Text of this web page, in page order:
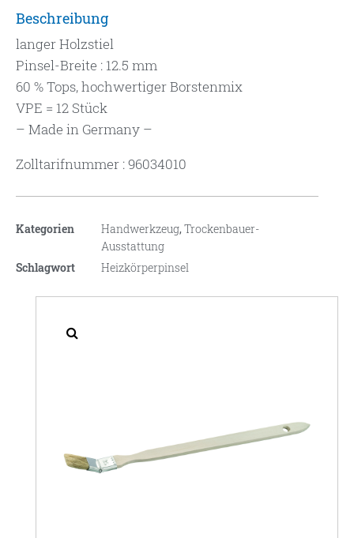
Beschreibung
langer Holzstiel
Pinsel-Breite : 12.5 mm
60 % Tops, hochwertiger Borstenmix
VPE = 12 Stück
– Made in Germany –
Zolltarifnummer : 96034010
Kategorien Handwerkzeug,Trockenbauer-
Ausstattung
Schlagwort
Heizkörperpinsel